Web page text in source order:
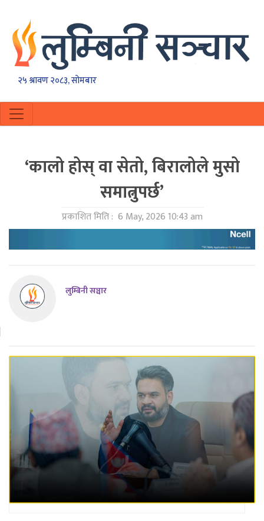
२५ श्रावण २०८३, सोमबार
‘कालो होस् वा सेतो, बिरालोले मुसो
समात्नुपर्छ’
प्रकाशित मिति : 6 May, 2026 10:43 am
लुम्बिनी सञ्चार